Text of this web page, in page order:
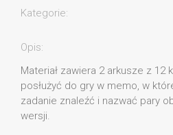
Kategorie:
Opis:
Materiał zawiera 2 arkusze z 12
posłużyć do gry w memo, w
zadanie znaleźć i nazwać pary
wersji.